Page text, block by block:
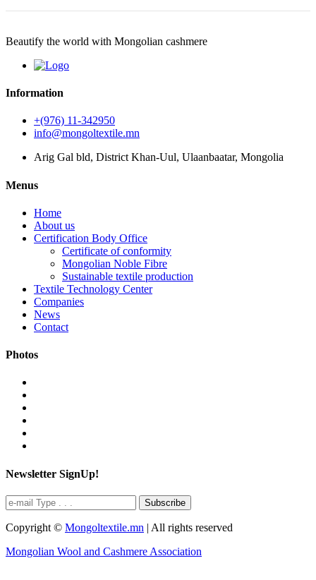
Beautify the world with Mongolian cashmere
Information
+(976) 11-342950
info@mongoltextile.mn
Arig Gal bld, District Khan-Uul, Ulaanbaatar, Mongolia
Menus
Home
About us
Certification Body Office
Certificate of conformity
Mongolian Noble Fibre
Sustainable textile production
Textile Technology Center
Companies
News
Contact
Photos
Newsletter SignUp!
Subscribe
Copyright © Mongoltextile.mn | All rights reserved
Mongolian Wool and Cashmere Association